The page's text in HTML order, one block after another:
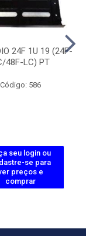
24F 1U 19 (24F-
48F-LC) PT
Código: 586
seu login ou
se para
preços e
comprar